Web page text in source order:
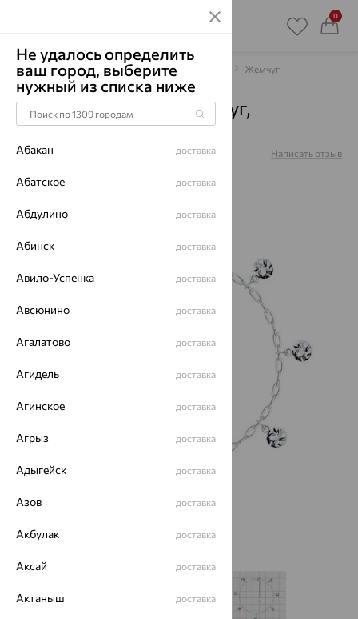
0
Главная Каталог Браслеты декоративные Жемчуг
Браслет, серебро, жемчуг,
92050197
Артикул: Написать отзыв
Не удалось определить
ваш город, выберите
нужный из списка ниже
Абакан доставка
Абатское доставка
Абдулино доставка
Абинск доставка
Авило-Успенка доставка
Авсюнино доставка
Агалатово доставка
Агидель доставка
Агинское доставка
Агрыз доставка
Адыгейск доставка
Азов доставка
Акбулак доставка
Аксай доставка
Актаныш доставка